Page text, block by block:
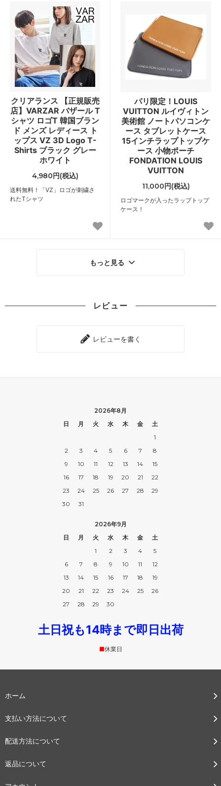
クリアランス 【正規販売
店】VARZAR バザール T
シャツ ロゴT 韓国ブラン
ド メンズ レディース ト
ップス VZ 3D Logo T-
Shirts ブラック グレー
ホワイト
4,980円(税込)
送料無料！「VZ」ロゴが刺繍さ
れたTシャツ
パリ限定！LOUIS
VUITTON ルイヴィトン
美術館 ノートパソコンケ
ース タブレットケース
15インチラップトップケ
ース 小物ポーチ
FONDATION LOUIS
VUITTON
11,000円(税込)
ロゴマークが入ったラップトップ
ケース！
もっと見る
レビュー
レビューを書く
2026年8月
日
月 火 水 木 金
土
1
2
3 4 5 6 7
8
9
10 11 12 13 14
15
16
17 18 19 20 21
22
23
24 25 26 27 28
29
30
31
2026年9月
日
月 火 水 木 金
土
1
2 3 4
5
6
7 8 9 10 11
12
13
14 15 16 17 18
19
20
21 22 23 24 25
26
27
28 29 30
土日祝も14時まで即日出荷
■休業日
ホーム
支払い方法について
配送方法について
返品について